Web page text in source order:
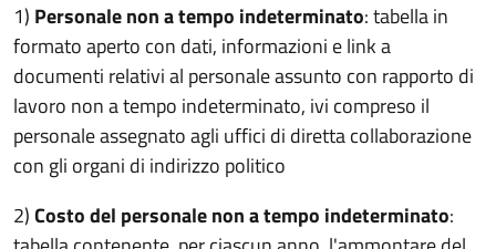
1) Personale non a tempo indeterminato: tabella in
formato aperto con dati, informazioni e link a
documenti relativi al personale assunto con rapporto di
lavoro non a tempo indeterminato, ivi compreso il
personale assegnato agli uffici di diretta collaborazione
con gli organi di indirizzo politico
2)Costo del personale non a tempo indeterminato: